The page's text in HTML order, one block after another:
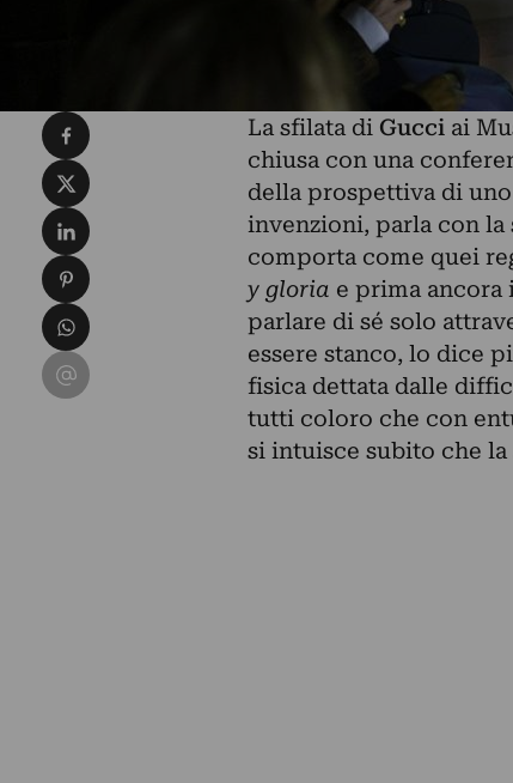
La sfilata di Gucciai
chiusa con una
della prospettiva di
invenzioni, parla con la
comporta come quei
y gloria e prima ancora
parlare di sé solo
essere stanco, lo dice
fisica dettata dalle
tutti coloro che con
si intuisce subito che la
Condividi su Facebook
Condividi su X
Condividi su LinkedIn
Condividi su Pinterest
Condividi su WhatsApp
Condividi su Email